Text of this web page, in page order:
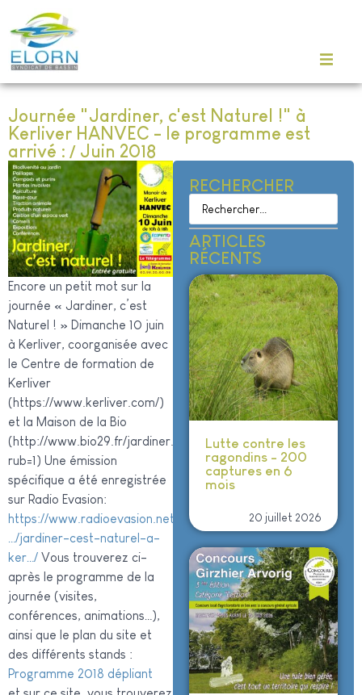
Journée "Jardiner, c'est Naturel !" à
Kerliver HANVEC - le programme est
arrivé : / Juin 2018
Encore un petit mot sur la
journée « Jardiner, c’est
Naturel ! » Dimanche 10 juin
à Kerliver, coorganisée avec
le Centre de formation de
Kerliver
(https://www.kerliver.com/)
et la Maison de la Bio
(http://www.bio29.fr/jardiner.php?
rub=1) Une émission
spécifique a été enregistrée
sur Radio Evasion:
https://www.radioevasion.net/
…/jardiner-cest-naturel-a-
ker…/ Vous trouverez ci-
après le programme de la
journée (visites,
conférences, animations…),
ainsi que le plan du site et
des différents stands :
Programme 2018 dépliant
RECHERCHER
ARTICLES
RÉCENTS
Lutte contre les
ragondins - 200
captures en 6
mois
20 juillet 2026